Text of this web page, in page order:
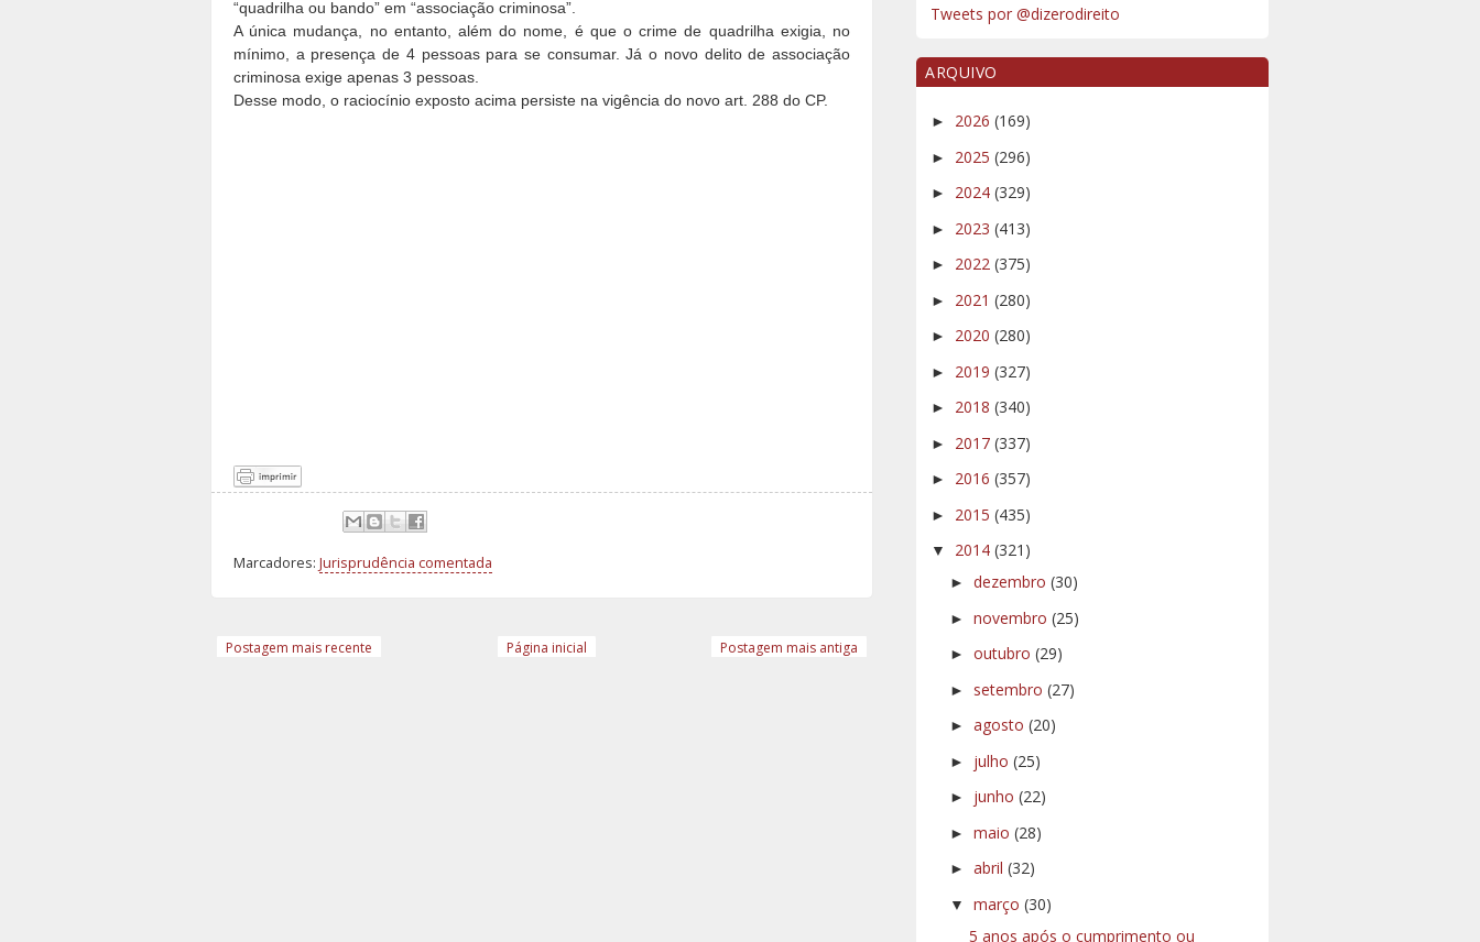
“quadrilha ou bando” em “associação criminosa”.
A única mudança, no entanto, além do nome, é que o crime de quadrilha exigia, no
mínimo, a presença de 4 pessoas para se consumar. Já o novo delito de associação
criminosa exige apenas 3 pessoas.
Desse modo, o raciocínio exposto acima persiste na vigência do novo art. 288 do CP.
Marcadores: Jurisprudência comentada
Postagem mais recente Postagem mais antiga
Página inicial
Tweets por @dizerodireito
ARQUIVO
► 2026 (169)
► 2025 (296)
► 2024 (329)
► 2023 (413)
► 2022 (375)
► 2021 (280)
► 2020 (280)
► 2019 (327)
► 2018 (340)
► 2017 (337)
► 2016 (357)
► 2015 (435)
▼ 2014 (321)
► dezembro (30)
► novembro (25)
► outubro (29)
► setembro (27)
► agosto (20)
► julho (25)
► junho (22)
► maio (28)
► abril (32)
▼ março (30)
5 anos após o cumprimento ou